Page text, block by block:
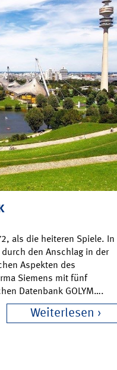
als die heiteren Spiele. In
den Anschlag in der
Aspekten des
Siemens mit fünf
Datenbank GOLYM….
Weiterlesen